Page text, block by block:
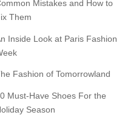
Mistakes and How to
Them
Inside Look at Paris Fashion
Fashion of Tomorrowland
Must-Have Shoes For the
Season